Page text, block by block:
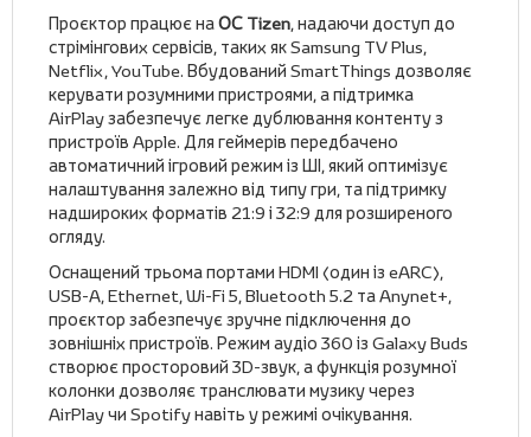
Проєктор працює наОС Tizen, надаючи доступ до
стрімінгових сервісів, таких як Samsung TV Plus,
Netflix, YouTube. Вбудований SmartThings дозволяє
керувати розумними пристроями, а підтримка
AirPlay забезпечує легке дублювання контенту з
пристроїв Apple. Для геймерів передбачено
автоматичний ігровий режим із ШІ, який оптимізує
налаштування залежно від типу гри, та підтримку
надшироких форматів 21:9 і 32:9 для розширеного
огляду.
Оснащений трьома портами HDMI (один із eARC),
USB-A, Ethernet, Wi-Fi 5, Bluetooth 5.2 та Anynet+,
проєктор забезпечує зручне підключення до
зовнішніх пристроїв. Режим аудіо 360 із Galaxy Buds
створює просторовий 3D-звук, а функція розумної
колонки дозволяє транслювати музику через
AirPlay чи Spotify навіть у режимі очікування.